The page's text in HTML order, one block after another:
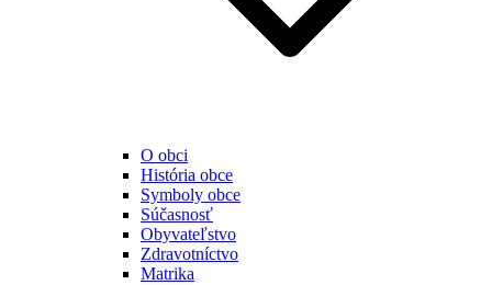
O obci
História obce
Symboly obce
Súčasnosť
Obyvateľstvo
Zdravotníctvo
Matrika